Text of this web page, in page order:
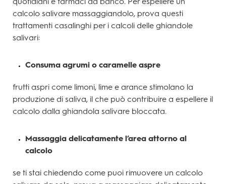
calcolo salivare massaggiandolo, prova questi
trattamenti casalinghi per i calcoli delle ghiandole
salivari:
Consuma agrumi o caramelle aspre
frutti aspri come limoni, lime e arance stimolano la
produzione di saliva, il che può contribuire a espellere il
calcolo dalla ghiandola salivare bloccata.
Massaggia delicatamente l’area attorno al
calcolo
se ti stai chiedendo come puoi rimuovere un calcolo